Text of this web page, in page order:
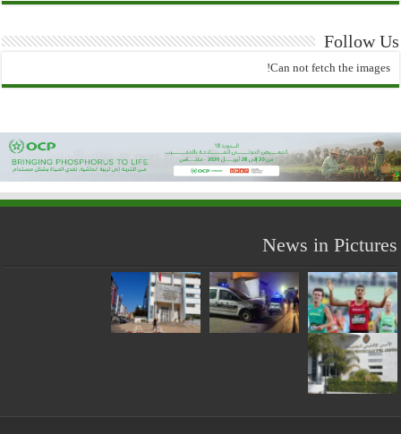
Follow Us
Can not fetch the images!
News in Pictures